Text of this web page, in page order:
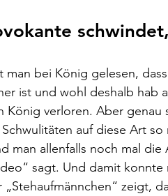
man bei König gelesen,
ist und wohl deshalb hab
König verloren. Aber
auf diese Art
man allenfalls noch mal
sagt. Und damit
„Stehaufmännchen“ zeigt,